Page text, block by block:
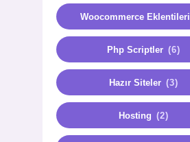
Woocommerce Eklentileri
Php Scriptler (6)
Hazır Siteler (3)
Hosting (2)